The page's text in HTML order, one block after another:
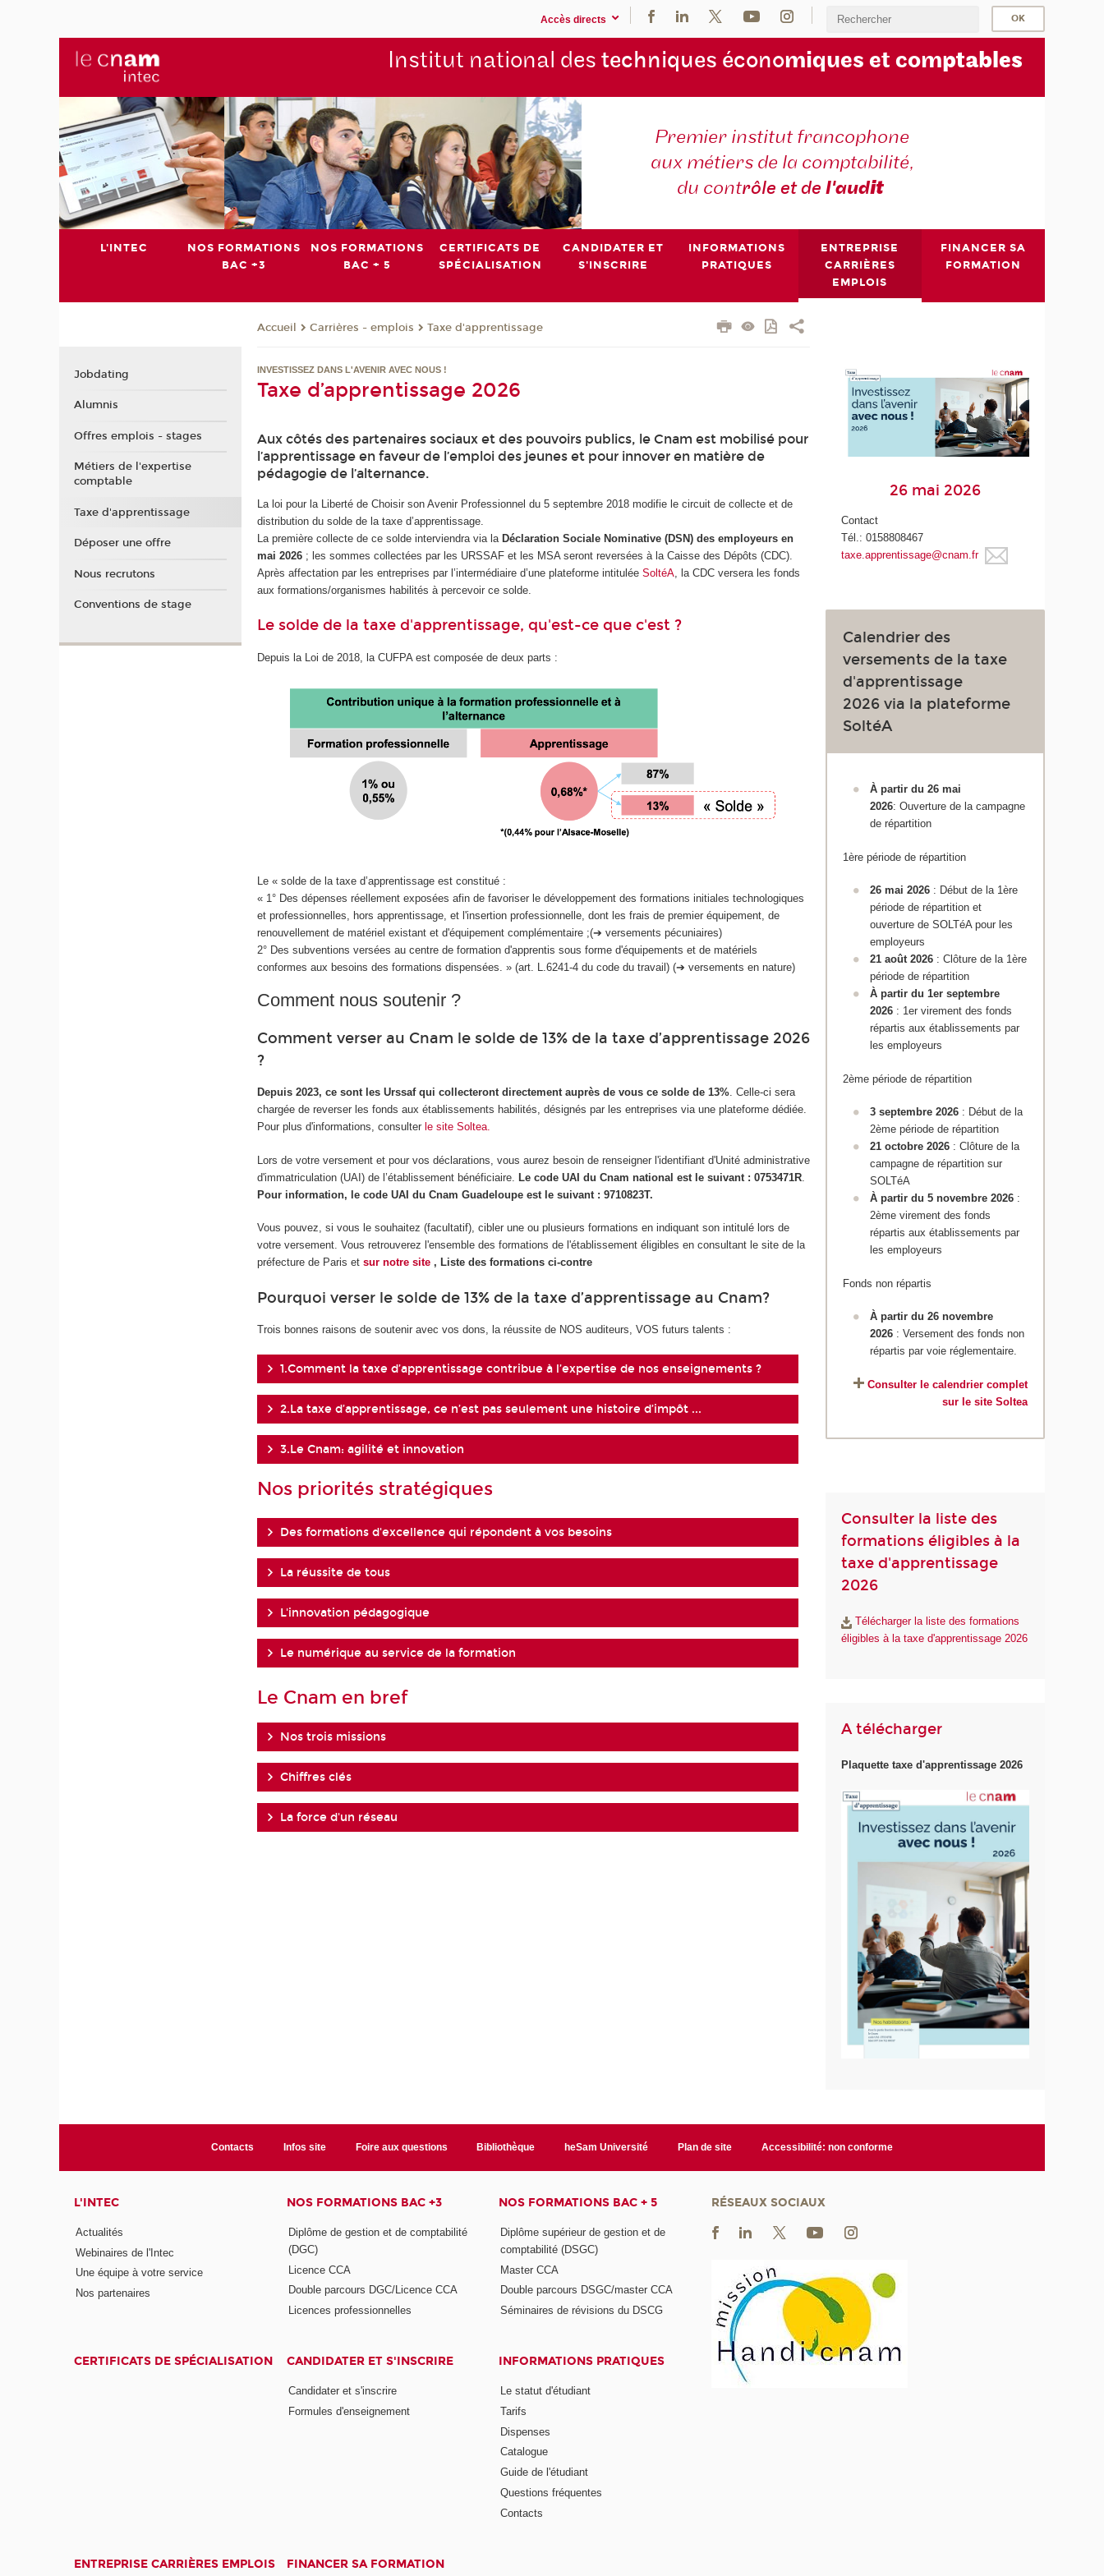
Accès directs
Institut national des techniques économiques et comptables
Premier institut francophone
aux métiers de la comptabilité,
du contrôle et del'audit
L'INTEC
NOS FORMATIONS
BAC +3
NOS FORMATIONS
BAC + 5
CERTIFICATS DE
SPÉCIALISATION
CANDIDATER ET
S'INSCRIRE
INFORMATIONS
PRATIQUES
ENTREPRISE
CARRIÈRES
EMPLOIS
FINANCER SA
FORMATION
Accueil Carrières - emplois Taxe d'apprentissage
INVESTISSEZ DANS L'AVENIR AVEC NOUS !
Taxe d’apprentissage 2026
Aux côtés des partenaires sociaux et des pouvoirs publics, le Cnam est mobilisé pour
l’apprentissage en faveur de l’emploi des jeunes et pour innover en matière de
pédagogie de l’alternance.
La loi pour la Liberté de Choisir son Avenir Professionnel du 5 septembre 2018 modifie le circuit de collecte et de
distribution du solde de la taxe d’apprentissage.
La première collecte de ce solde interviendra via la Déclaration Sociale Nominative (DSN) des employeurs en
mai 2026 ; les sommes collectées par les URSSAF et les MSA seront reversées à la Caisse des Dépôts (CDC).
Après affectation par les entreprises par l’intermédiaire d’une plateforme intituléeSoltéA , la CDC versera les fonds
aux formations/organismes habilités à percevoir ce solde.
Le solde de la taxe d'apprentissage, qu'est-ce que c'est ?
Depuis la Loi de 2018, la CUFPA est composée de deux parts :
Le « solde de la taxe d’apprentissage est constitué :
« 1° Des dépenses réellement exposées afin de favoriser le développement des formations initiales technologiques
et professionnelles, hors apprentissage, et l'insertion professionnelle, dont les frais de premier équipement, de
renouvellement de matériel existant et d'équipement complémentaire ;(➔ versements pécuniaires)
2° Des subventions versées au centre de formation d'apprentis sous forme d'équipements et de matériels
conformes aux besoins des formations dispensées. » (art. L.6241-4 du code du travail) (➔ versements en nature)
Comment nous soutenir ?
Comment verser au Cnam le solde de 13% de la taxe d’apprentissage 2026
?
Depuis 2023, ce sont les Urssaf qui collecteront directement auprès de vous ce solde de 13%. Celle-ci sera
chargée de reverser les fonds aux établissements habilités, désignés par les entreprises via une plateforme dédiée.
Pour plus d'informations, consulter le site Soltea.
Lors de votre versement et pour vos déclarations, vous aurez besoin de renseigner l'identifiant d'Unité administrative
d'immatriculation (UAI) de l’établissement bénéficiaire.Le code UAI du Cnam national est le suivant : 0753471R
Pour information, le code UAI du Cnam Guadeloupe est le suivant : 9710823T.
Vous pouvez, si vous le souhaitez (facultatif), cibler une ou plusieurs formations en indiquant son intitulé lors de
votre versement. Vous retrouverez l'ensemble des formations de l'établissement éligibles en consultant le site de la
préfecture de Paris etsur notre site , Liste des formations ci-contre
Pourquoi verser le solde de 13% de la taxe d’apprentissage au Cnam?
Trois bonnes raisons de soutenir avec vos dons, la réussite de NOS auditeurs, VOS futurs talents :
1.Comment la taxe d’apprentissage contribue à l’expertise de nos enseignements ?
2.La taxe d’apprentissage, ce n’est pas seulement une histoire d’impôt ...
3.Le Cnam: agilité et innovation
Nos priorités stratégiques
Des formations d'excellence qui répondent à vos besoins
La réussite de tous
L'innovation pédagogique
Le numérique au service de la formation
Le Cnam en bref
Nos trois missions
Chiffres clés
La force d'un réseau
26 mai 2026
Contact
Tél.: 0158808467
taxe.apprentissage@cnam.fr
Calendrier des
versements de la taxe
d'apprentissage
2026 via la plateforme
SoltéA
À partir du 26 mai
2026: Ouverture de la campagne
de répartition
1ère période de répartition
26 mai 2026 : Début de la 1ère
période de répartition et
ouverture de SOLTéA pour les
employeurs
21 août 2026 : Clôture de la 1ère
période de répartition
À partir du 1er septembre
2026 : 1er virement des fonds
répartis aux établissements par
les employeurs
2ème période de répartition
3 septembre 2026 : Début de la
2ème période de répartition
21 octobre 2026 : Clôture de la
campagne de répartition sur
SOLTéA
À partir du 5 novembre 2026 :
2ème virement des fonds
répartis aux établissements par
les employeurs
Fonds non répartis
À partir du 26 novembre
2026 : Versement des fonds non
répartis par voie réglementaire.
Consulter le calendrier complet
sur le site Soltea
Consulter la liste des
formations éligibles à la
taxe d'apprentissage
2026
Télécharger la liste des formations
éligibles à la taxe d'apprentissage 2026
A télécharger
Plaquette taxe d'apprentissage 2026
Jobdating
Alumnis
Offres emplois - stages
Métiers de l'expertise
comptable
Taxe d'apprentissage
Déposer une offre
Nous recrutons
Conventions de stage
Contacts Infos site Foire aux questions Bibliothèque heSam Université Plan de site Accessibilité: non conforme
L'INTEC
Actualités
Webinaires de l'Intec
Une équipe à votre service
Nos partenaires
NOS FORMATIONS BAC +3
Diplôme de gestion et de comptabilité
(DGC)
Licence CCA
Double parcours DGC/Licence CCA
Licences professionnelles
NOS FORMATIONS BAC + 5
Diplôme supérieur de gestion et de
comptabilité (DSGC)
Master CCA
Double parcours DSGC/master CCA
Séminaires de révisions du DSCG
CERTIFICATS DE SPÉCIALISATION CANDIDATER ET S'INSCRIRE
Candidater et s'inscrire
Formules d'enseignement
INFORMATIONS PRATIQUES
Le statut d'étudiant
Tarifs
Dispenses
Catalogue
Guide de l'étudiant
Questions fréquentes
Contacts
ENTREPRISE CARRIÈRES EMPLOIS FINANCER SA FORMATION
RÉSEAUX SOCIAUX